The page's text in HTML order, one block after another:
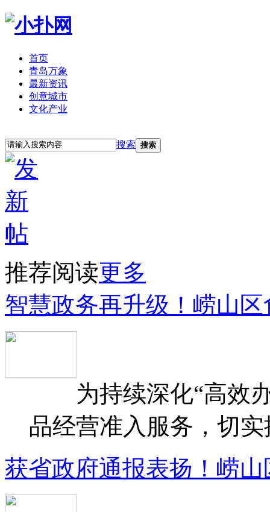
首页
青岛万象
最新资讯
创意城市
文化产业
搜索 搜索
推荐阅读更多
智慧政务再升级！崂山
为持续深化“高效办
品经营准入服务，切
获省政府通报表扬！崂